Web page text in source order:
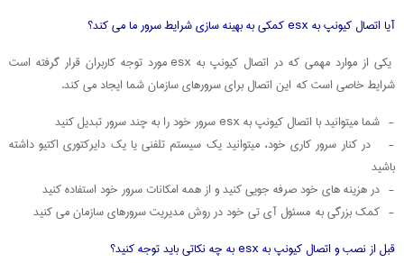
آیا اتصال کیونپ به esx کمکی به بهینه سازی شرایط سرور ما می کند؟
یکی از موارد مهمی که در اتصال کیونپ به esx مورد توجه کاربران قرار گرفته است
شرایط خاصی است که این اتصال برای سرورهای سازمان شما ایجاد می کند.
- شما میتوانید با اتصال کیونپ به esx سرور خود را به چند سرور تبدیل کنید
- در کنار سرور کاری خود، میتوانید یک سیستم تلفنی یا یک دایرکتوری اکتیو داشته
باشید
- در هزینه های خود صرفه جویی کنید و از همه امکانات سرور خود استفاده کنید
- کمک بزرگی به مسئول آی تی خود در روش مدیریت سرورهای سازمان می کنید
قبل از نصب و اتصال کیونپ به esx به چه نکاتی باید توجه کنید؟